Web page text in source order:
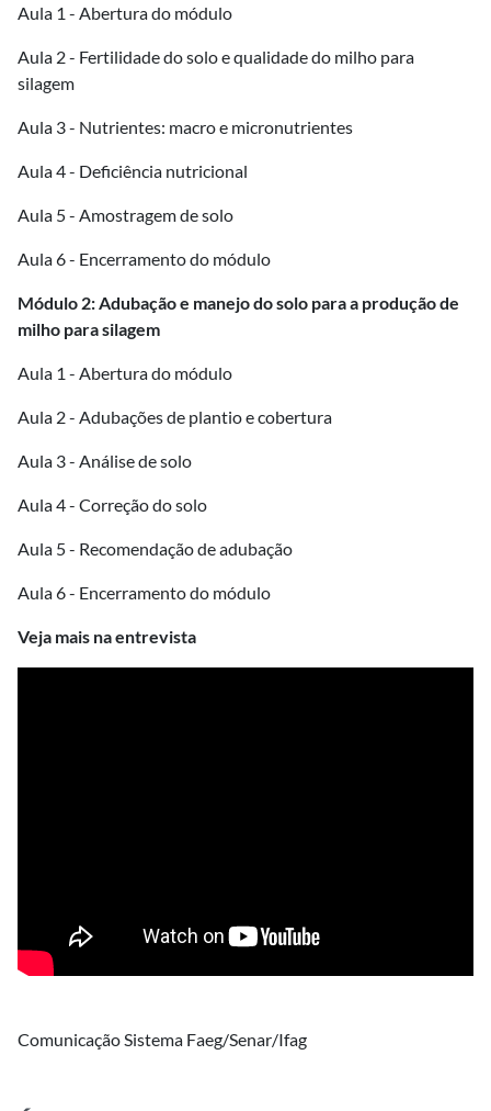
Aula 1 - Abertura do módulo
Aula 2 - Fertilidade do solo e qualidade do milho para
silagem
Aula 3 - Nutrientes: macro e micronutrientes
Aula 4 - Deficiência nutricional
Aula 5 - Amostragem de solo
Aula 6 - Encerramento do módulo
Módulo 2: Adubação e manejo do solo para a produção de
milho para silagem
Aula 1 - Abertura do módulo
Aula 2 - Adubações de plantio e cobertura
Aula 3 - Análise de solo
Aula 4 - Correção do solo
Aula 5 - Recomendação de adubação
Aula 6 - Encerramento do módulo
Veja mais na entrevista
Comunicação Sistema Faeg/Senar/Ifag